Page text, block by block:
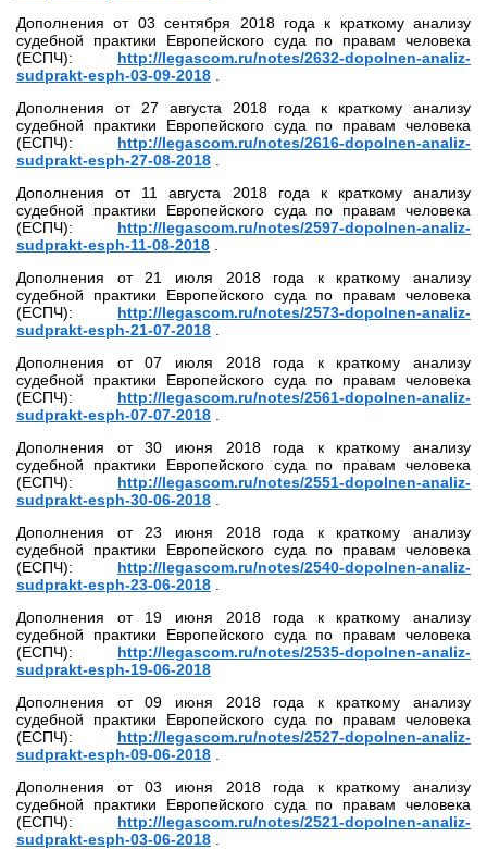
Дополнения от 03 сентября 2018 года к краткому анализу
судебной практики Европейского суда по правам человека
(ЕСПЧ): http://legascom.ru/notes/2632-dopolnen-analiz-
sudprakt-esph-03-09-2018
Дополнения от 27 августа 2018 года к краткому анализу
судебной практики Европейского суда по правам человека
(ЕСПЧ): http://legascom.ru/notes/2616-dopolnen-analiz-
sudprakt-esph-27-08-2018
Дополнения от 11 августа 2018 года к краткому анализу
судебной практики Европейского суда по правам человека
(ЕСПЧ): http://legascom.ru/notes/2597-dopolnen-analiz-
sudprakt-esph-11-08-2018
Дополнения от 21 июля 2018 года к краткому анализу
судебной практики Европейского суда по правам человека
(ЕСПЧ): http://legascom.ru/notes/2573-dopolnen-analiz-
sudprakt-esph-21-07-2018
Дополнения от 07 июля 2018 года к краткому анализу
судебной практики Европейского суда по правам человека
(ЕСПЧ): http://legascom.ru/notes/2561-dopolnen-analiz-
sudprakt-esph-07-07-2018
Дополнения от 30 июня 2018 года к краткому анализу
судебной практики Европейского суда по правам человека
(ЕСПЧ): http://legascom.ru/notes/2551-dopolnen-analiz-
sudprakt-esph-30-06-2018
Дополнения от 23 июня 2018 года к краткому анализу
судебной практики Европейского суда по правам человека
(ЕСПЧ): http://legascom.ru/notes/2540-dopolnen-analiz-
sudprakt-esph-23-06-2018
Дополнения от 19 июня 2018 года к краткому анализу
судебной практики Европейского суда по правам человека
(ЕСПЧ): http://legascom.ru/notes/2535-dopolnen-analiz-
sudprakt-esph-19-06-2018
Дополнения от 09 июня 2018 года к краткому анализу
судебной практики Европейского суда по правам человека
(ЕСПЧ): http://legascom.ru/notes/2527-dopolnen-analiz-
sudprakt-esph-09-06-2018
Дополнения от 03 июня 2018 года к краткому анализу
судебной практики Европейского суда по правам человека
(ЕСПЧ): http://legascom.ru/notes/2521-dopolnen-analiz-
sudprakt-esph-03-06-2018